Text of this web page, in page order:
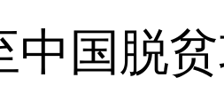
中国脱